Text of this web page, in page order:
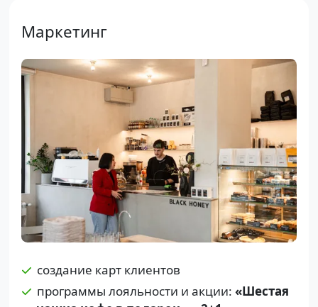
Маркетинг
создание карт клиентов
программы лояльности и акции: «Шестая